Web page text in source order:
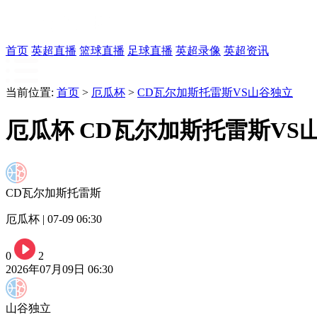
首页 英超直播 篮球直播 足球直播 英超录像 英超资讯
当前位置: 首页 > 厄瓜杯 > CD瓦尔加斯托雷斯VS山谷独立
厄瓜杯 CD瓦尔加斯托雷斯VS
CD瓦尔加斯托雷斯
厄瓜杯 | 07-09 06:30
0
2
2026年07月09日 06:30
山谷独立